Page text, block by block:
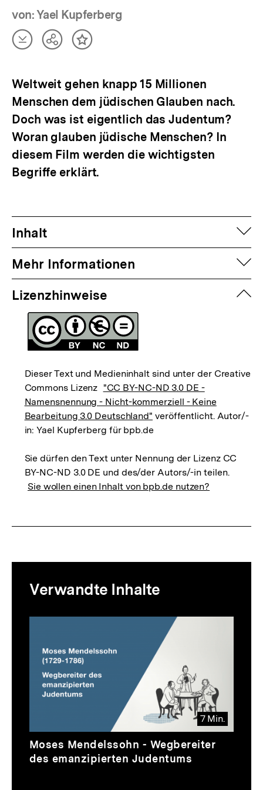
von: Yael Kupferberg
Artikel
herunterladen
TeilenInhalt
Weltweit gehen knapp 15 Millionen
Menschen dem jüdischen Glauben nach.
Doch was ist eigentlich das Judentum?
Woran glauben jüdische Menschen? In
diesem Film werden die wichtigsten
Begriffe erklärt.
Inhalt
Mehr Informationen
Lizenzhinweise
Dieser Text und Medieninhalt sind unter der Creative
Commons Lizenz "CC BY-NC-ND 3.0 DE -
Namensnennung - Nicht-kommerziell - Keine
Bearbeitung 3.0 Deutschland" veröffentlicht. Autor/-
in: Yael Kupferberg für bpb.de
Sie dürfen den Text unter Nennung der Lizenz CC
BY-NC-ND 3.0 DE und des/der Autors/-in teilen.
Sie wollen einen Inhalt von bpb.de nutzen?
zur
Thematik
Verwandte Inhalte
7 Min.
Video
Dauer
7
Min.
Moses Mendelssohn - Wegbereiter
des emanzipierten Judentums